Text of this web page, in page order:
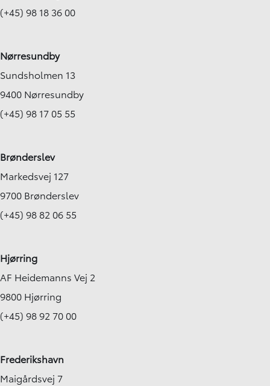
FINANSIERING
(+45) 98 18 36 00
Nørresundby
Sundsholmen 13
9400 Nørresundby
(+45) 98 17 05 55
Brønderslev
Markedsvej 127
9700 Brønderslev
(+45) 98 82 06 55
Hjørring
AF Heidemanns Vej 2
9800 Hjørring
(+45) 98 92 70 00
Frederikshavn
Maigårdsvej 7